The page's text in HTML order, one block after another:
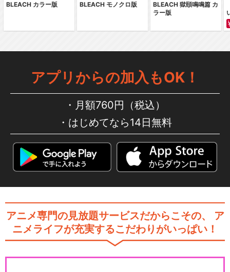
BLEACH カラー版 BLEACH モノクロ版
BLEACH 獄頤鳴鳴篇 カ
ラー版
アプリからの加入もOK！
月額760円（税込）
はじめてなら14日無料
アニメ専門の見放題サービスだからこその、
ア
ニメライフが充実するこだわりがいっぱい！